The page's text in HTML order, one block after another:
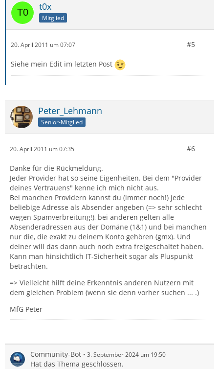
t0x
Mitglied
20. April 2011 um 07:07 #5
Siehe mein Edit im letzten Post
Peter_Lehmann
Senior-Mitglied
20. April 2011 um 07:35 #6
Danke für die Rückmeldung.
Jeder Provider hat so seine Eigenheiten. Bei dem "Provider
deines Vertrauens" kenne ich mich nicht aus.
Bei manchen Providern kannst du (immer noch!) jede
beliebige Adresse als Absender angeben (=> sehr schlecht
wegen Spamverbreitung!), bei anderen gelten alle
Absenderadressen aus der Domäne (1&1) und bei manchen
nur die, die exakt zu deinem Konto gehören (gmx). Und
deiner will das dann auch noch extra freigeschaltet haben.
Kann man hinsichtlich IT-Sicherheit sogar als Pluspunkt
betrachten.
=> Vielleicht hilft deine Erkenntnis anderen Nutzern mit
dem gleichen Problem (wenn sie denn vorher suchen ... .)
MfG Peter
Community-Bot 3. September 2024 um 19:50
Hat das Thema geschlossen.